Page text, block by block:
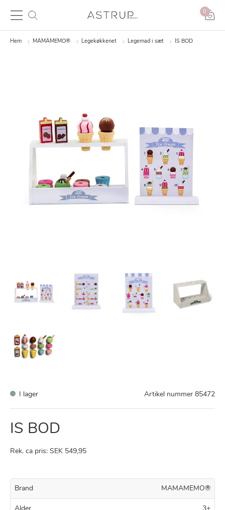
0
Hem MAMAMEMO® Legekøkkenet Legemad i sæt IS BOD
I lager Artikel nummer 85472
IS BOD
Rek. ca pris: SEK 549,95
Brand MAMAMEMO®